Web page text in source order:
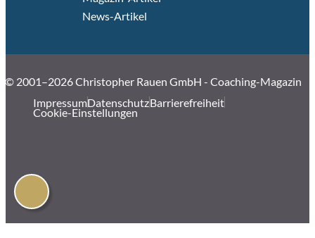
News-Artikel
© 2001–2026 Christopher Rauen GmbH - Coaching-Magazin
ImpressumDatenschutzBarrierefreiheit
Cookie-Einstellungen